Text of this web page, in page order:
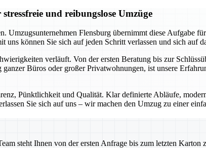
und reibungslose Umzüge
Umzugsunternehmen Flensburg übernimmt diese Aufgabe
können Sie sich auf jeden Schritt verlassen und sich auf
verläuft. Von der ersten Beratung bis zur
Büros oder großer Privatwohnungen, ist unsere
Pünktlichkeit und Qualität. Klar definierte Abläufe,
Sie sich auf uns – wir machen den Umzug zu einer
steht Ihnen von der ersten Anfrage bis zum letzten